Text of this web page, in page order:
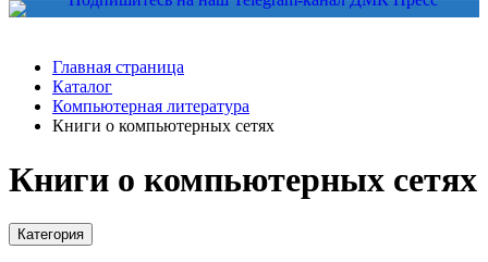
Главная страница
Каталог
Компьютерная литература
Книги о компьютерных сетях
Книги о компьютерных сетях
Категория